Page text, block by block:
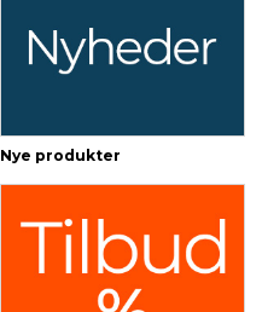
Nye produkter